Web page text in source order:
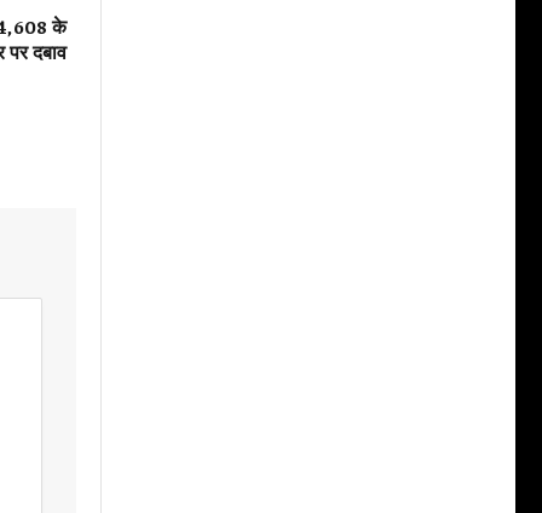
के
दबाव